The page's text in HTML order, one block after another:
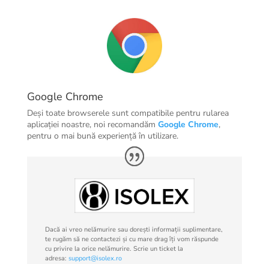
Google Chrome
Deși toate browserele sunt compatibile pentru rularea
aplicației noastre, noi recomandăm Google Chrome,
pentru o mai bună experiență în utilizare.
Dacă ai vreo nelămurire sau dorești informații suplimentare,
te rugăm să ne contactezi și cu mare drag îți vom răspunde
cu privire la orice nelămurire. Scrie un ticket la
adresa: support@isolex.ro